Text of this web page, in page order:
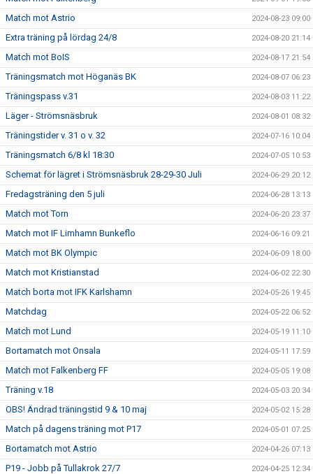
Match mot Astrio 2024-08-23 09:00
Extra träning på lördag 24/8 2024-08-20 21:14
Match mot BoIS 2024-08-17 21:54
Träningsmatch mot Höganäs BK 2024-08-07 06:23
Träningspass v.31 2024-08-03 11:22
Läger - Strömsnäsbruk 2024-08-01 08:32
Träningstider v. 31 o v. 32 2024-07-16 10:04
Träningsmatch 6/8 kl 18:30 2024-07-05 10:53
Schemat för lägret i Strömsnäsbruk 28-29-30 Juli 2024-06-29 20:12
Fredagsträning den 5 juli 2024-06-28 13:13
Match mot Torn 2024-06-20 23:37
Match mot IF Limhamn Bunkeflo 2024-06-16 09:21
Match mot BK Olympic 2024-06-09 18:00
Match mot Kristianstad 2024-06-02 22:30
Match borta mot IFK Karlshamn 2024-05-26 19:45
Matchdag 2024-05-22 06:52
Match mot Lund 2024-05-19 11:10
Bortamatch mot Onsala 2024-05-11 17:59
Match mot Falkenberg FF 2024-05-05 19:08
Träning v.18 2024-05-03 20:34
OBS! Ändrad träningstid 9 & 10 maj 2024-05-02 15:28
Match på dagens träning mot P17 2024-05-01 07:25
Bortamatch mot Astrio 2024-04-26 07:13
P19 - Jobb på Tullakrok 27/7 2024-04-25 12:34